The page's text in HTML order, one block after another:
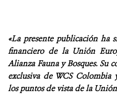
«La presente publicación ha
financiero de la Unión
Alianza Fauna y Bosques. Su
exclusiva de WCS Colombia
los puntos de vista de la